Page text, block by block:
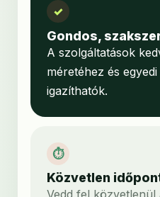
✓
Gondos,
A szolgáltatások
méretéhez és
igazíthatók.
⏱
Közvetlen
Vedd fel közvetlenül